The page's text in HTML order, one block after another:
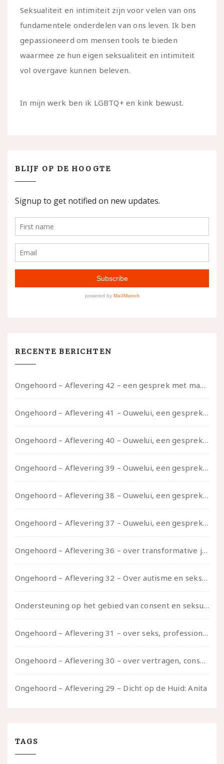
Seksualiteit en intimiteit zijn voor velen van ons
fundamentele onderdelen van ons leven. Ik ben
gepassioneerd om mensen tools te bieden
waarmee ze hun eigen seksualiteit en intimiteit
vol overgave kunnen beleven.
In mijn werk ben ik LGBTQ+ en kink bewust.
BLIJF OP DE HOOGTE
RECENTE BERICHTEN
Ongehoord – Aflevering 42 – een gesprek met marijn over seksueel opbloeien, het ouderschap uitvinden en verschillende leeftijden in je mee dragen
Ongehoord – Aflevering 41 – Ouwelui, een gesprek met Marcelle over polyamorie op latere leeftijd, (mantel)zorg voor je partners en seksueel plezier.
Ongehoord – Aflevering 40 – Ouwelui, een gesprek met Sadie Lune over vormende relaties en de geschiedenis van de queer pornobeweging
Ongehoord – Aflevering 39 – Ouwelui, een gesprek met Pepijn en Ivo over hun regenbooggezin, eigenzinnig ouder worden en Cruise Control
Ongehoord – Aflevering 38 – Ouwelui, een gesprek met vreer over behoefte aan geborgenheid en het behouden van je idealen
Ongehoord – Aflevering 37 – Ouwelui, een gesprek met non over seksualiteit, transitie en ageism
Ongehoord – Aflevering 36 – over transformative justice – in gesprek met Ella en carson
Ongehoord – Aflevering 32 – Over autisme en seksualiteit – in gesprek met Roos Reijbroek
Ondersteuning op het gebied van consent en seksualiteit
Ongehoord – Aflevering 31 – over seks, professioneel en persoonlijk, een gesprek met Marije
Ongehoord – Aflevering 30 – over vertragen, consent en negatieve gevoelens met Meg-John Barker
Ongehoord – Aflevering 29 – Dicht op de Huid: Anita
TAGS